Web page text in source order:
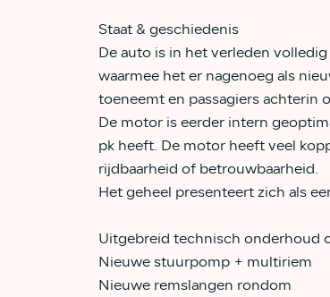
Staat & geschiedenis
De auto is in het verleden
waarmee het er nagenoeg als
toeneemt en passagiers achterin
De motor is eerder intern
pk heeft. De motor heeft veel
rijdbaarheid of betrouwbaarheid.
Het geheel presenteert zich als
Uitgebreid technisch onderhoud
Nieuwe stuurpomp + multiriem
Nieuwe remslangen rondom